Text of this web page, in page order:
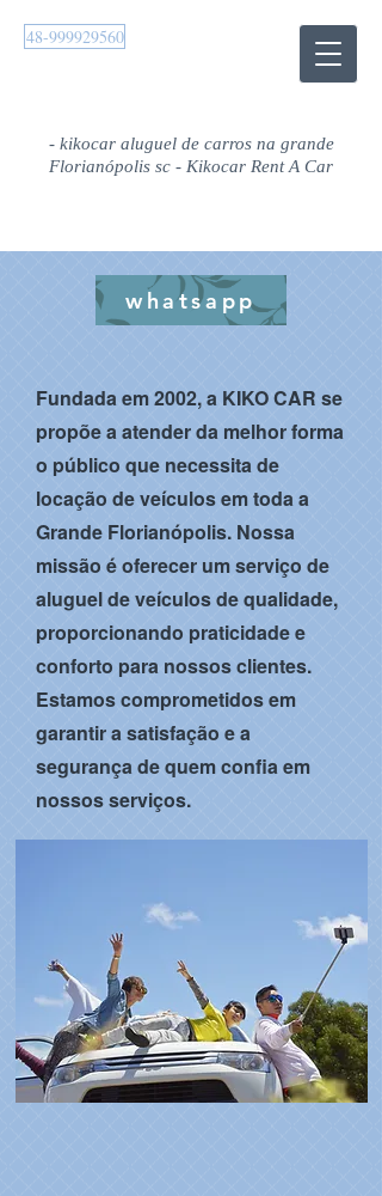
- kikocar aluguel de carros na grande
Florianópolis sc - Kikocar Rent A Car
48-999929560
whatsapp
Fundada em 2002, a KIKO CAR se
propõe a atender da melhor forma
o público que necessita de
locação de veículos em toda a
Grande Florianópolis. Nossa
missão é oferecer um serviço de
aluguel de veículos de qualidade,
proporcionando praticidade e
conforto para nossos clientes.
Estamos comprometidos em
garantir a satisfação e a
segurança de quem confia em
nossos serviços.